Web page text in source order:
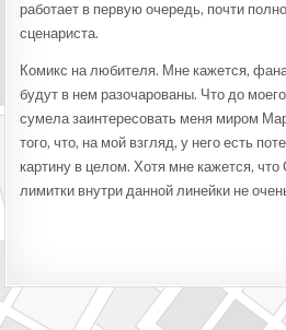
работает в первую очередь, почти
сценариста.
Комикс на любителя. Мне кажется,
будут в нем разочарованы. Что до
сумела заинтересовать меня миром
того, что, на мой взгляд, у него есть
картину в целом. Хотя мне кажется, что
лимитки внутри данной линейки не